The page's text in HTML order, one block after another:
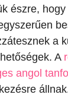
észre,
a
A
angol